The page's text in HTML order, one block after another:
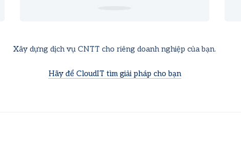
Xây dựng dịch vụ CNTT cho riêng doanh nghiệp của bạn.
Hãy để CloudIT tìm giải pháp cho bạn